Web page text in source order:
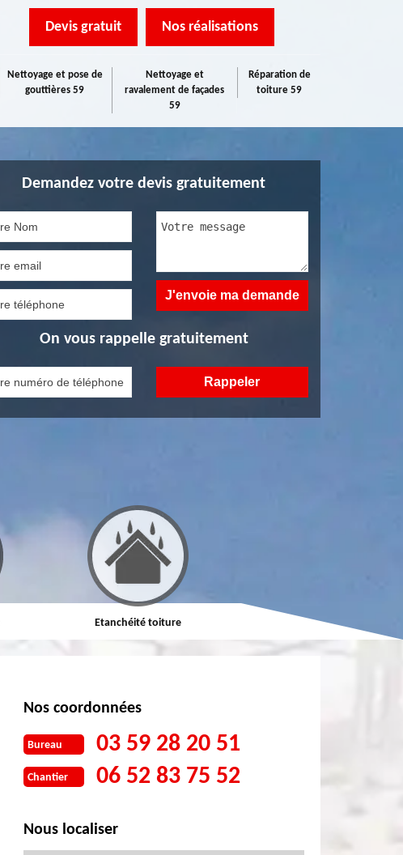
Devis gratuit Nos réalisations
Nettoyage et pose de
gouttières 59
Nettoyage et
ravalement de façades
59
Réparation de
toiture 59
Demandez votre devis gratuitement
On vous rappelle gratuitement
Etanchéité toiture Réparation de toiture
Nos coordonnées
Bureau 03 59 28 20 51
Chantier 06 52 83 75 52
Nous localiser